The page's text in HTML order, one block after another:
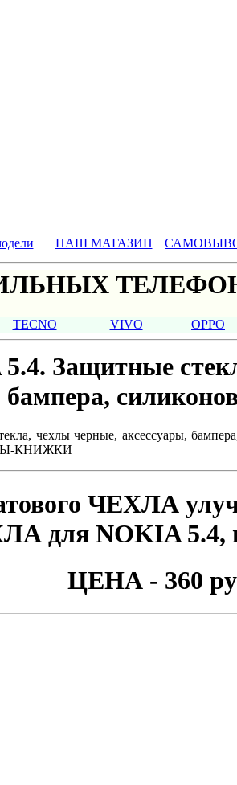
НАШ МАГАЗИН
TECNO VIVO OPPO
. Защитные
бампера,
чехлы черные, аксессуары,
КНИЖКИ
ЧЕХЛА
для NOKIA 5.4,
ЦЕНА - 360